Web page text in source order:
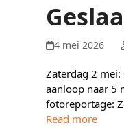
4 mei 2026
Zaterdag 2 mei:
aanloop naar 5
fotoreportage:
Read more